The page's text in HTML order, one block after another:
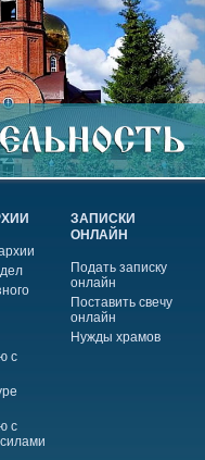
с
с
ЗАПИСКИ
ОНЛАЙН
Подать записку
онлайн
Поставить свечу
онлайн
Нужды храмов